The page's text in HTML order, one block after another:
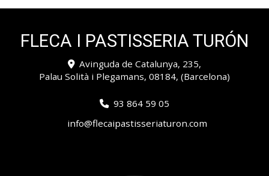
FLECA I PASTISSERIA TURÓN
Avinguda de Catalunya, 235,
Palau Solità i Plegamans, 08184, (Barcelona)
93 864 59 05
info
flecaipastisseriaturon.com